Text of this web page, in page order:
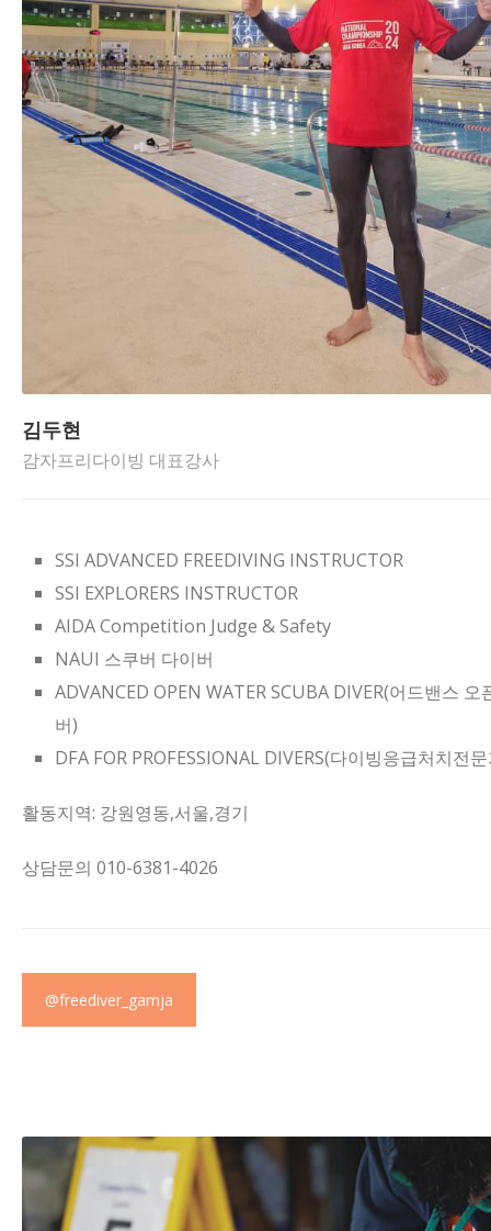
김두현
감자프리다이빙 대표강사
SSI ADVANCED FREEDIVING INSTRUCTOR
SSI EXPLORERS INSTRUCTOR
AIDA Competition Judge & Safety
NAUI 스쿠버 다이버
ADVANCED OPEN WATER SCUBA DIVER(어드밴스
버)
DFA FOR PROFESSIONAL DIVERS(다이빙응급처치전
활동지역: 강원영동,서울,경기
상담문의 010-6381-4026
@freediver_gamja